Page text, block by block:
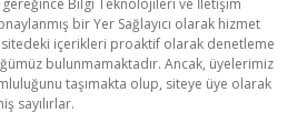
gereğince Bilgi Teknolojileri ve İletişim
bir Yer Sağlayıcı olarak hizmet
içerikleri proaktif olarak denetleme
bulunmamaktadır. Ancak, üyelerimiz
taşımakta olup, siteye üye olarak
sayılırlar.